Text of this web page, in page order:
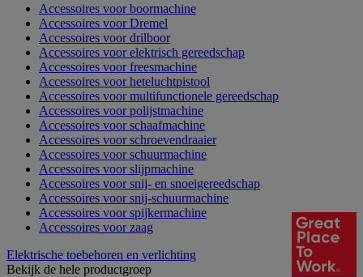
Accessoires voor boormachine
Accessoires voor Dremel
Accessoires voor drilboor
Accessoires voor elektrisch gereedschap
Accessoires voor freesmachine
Accessoires voor heteluchtpistool
Accessoires voor multifunctionele gereedschap
Accessoires voor polijstmachine
Accessoires voor schaafmachine
Accessoires voor schroevendraaier
Accessoires voor schuurmachine
Accessoires voor slijpmachine
Accessoires voor snij- en snoeigereedschap
Accessoires voor snij-schuurmachine
Accessoires voor spijkermachine
Accessoires voor zaag
Elektrische toebehoren en verlichting
Bekijk de hele productgroep